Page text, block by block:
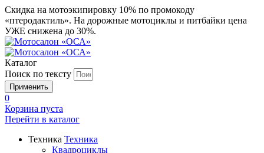
Скидка на мотоэкипировку 10% по промокоду
«птеродактиль». На дорожные мотоциклы и питбайки цена
УЖЕ снижена до 30%.
Каталог
Поиск по тексту
0
Корзина пуста
Перейти в каталог
Техника Техника
Квадроциклы